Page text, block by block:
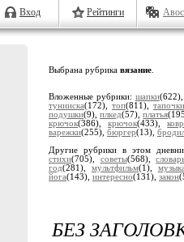
Вход Рейтинги
Выбрана рубрика вязание
Вложенные рубрики: шапки
тунииска(172), топ(811), тапочки
подушки(9),плкед(57),платья
крючок(386),крючок(433),
варежки(255), бюргер(13),
Другие рубрики в этом
стихи(705), советы(568),
год(281), мультфильм(1),
йога(143), интересно(131), закон
БЕЗ